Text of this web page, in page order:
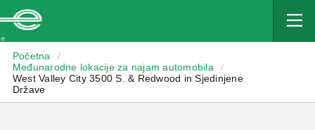
Početna
/
Međunarodne lokacije za najam automobila
/
West Valley City 3500 S. & Redwood in Sjedinjene
Države